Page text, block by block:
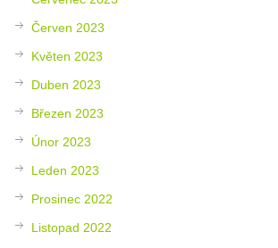
Červen 2023
Květen 2023
Duben 2023
Březen 2023
Únor 2023
Leden 2023
Prosinec 2022
Listopad 2022